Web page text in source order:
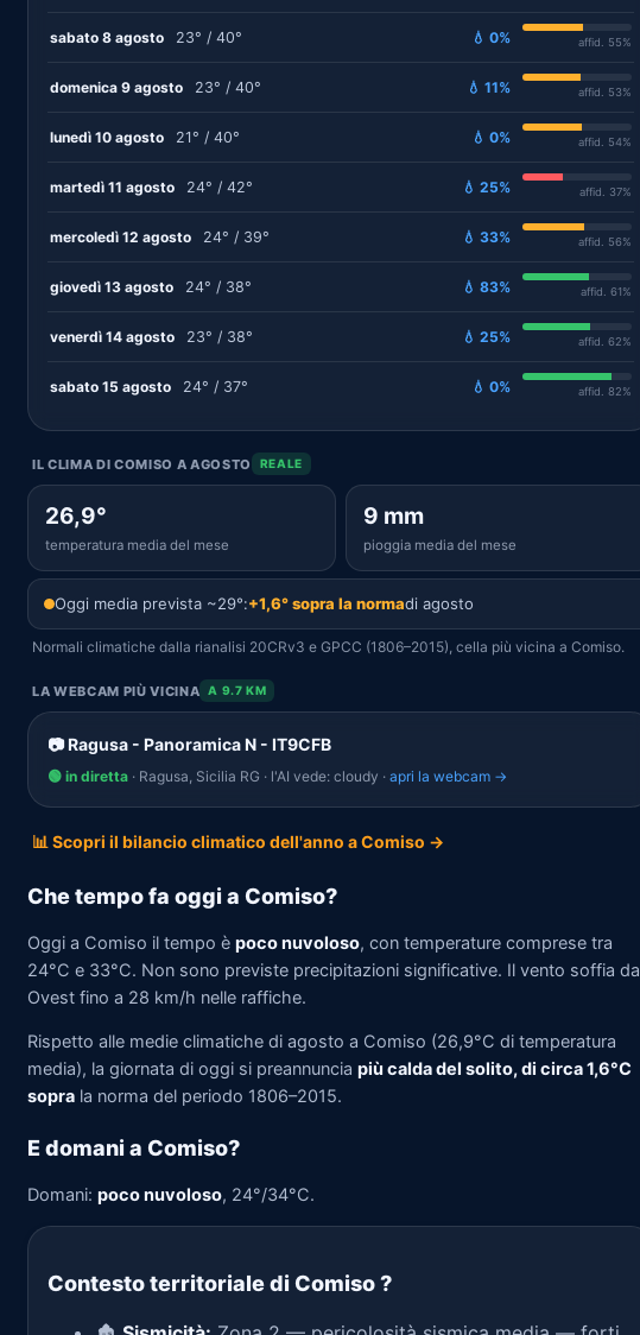
sabato 8 agosto 23° / 40° 💧 0% affid. 55%
domenica 9 agosto 23° / 40° 💧 11% affid. 53%
lunedì 10 agosto 21° / 40° 💧 0% affid. 54%
martedì 11 agosto 24° / 42° 💧 25% affid. 37%
mercoledì 12 agosto 24° / 39° 💧 33% affid. 56%
giovedì 13 agosto 24° / 38° 💧 83% affid. 61%
venerdì 14 agosto 23° / 38° 💧 25% affid. 62%
sabato 15 agosto 24° / 37° 💧 0% affid. 82%
IL CLIMA DI COMISO A AGOSTO REALE
26,9°
temperatura media del mese
9 mm
pioggia media del mese
Oggi media prevista ~29°:+1,6° sopra la normadi agosto
Normali climatiche dalla rianalisi 20CRv3 e GPCC (1806–2015), cella più vicina a Comiso.
LA WEBCAM PIÙ VICINA A 9.7 KM
📷 Ragusa - Panoramica N - IT9CFB
🟢 in diretta · Ragusa, Sicilia RG · l'AI vede: cloudy · apri la webcam →
📊 Scopri il bilancio climatico dell'anno a Comiso →
Che tempo fa oggi a Comiso?
Oggi a Comiso il tempo è poco nuvoloso, con temperature comprese tra
24°C e 33°C. Non sono previste precipitazioni significative. Il vento soffia da
Ovest fino a 28 km/h nelle raffiche.
Rispetto alle medie climatiche di agosto a Comiso (26,9°C di temperatura
media), la giornata di oggi si preannuncia più calda del solito, di circa 1,6°C
sopra la norma del periodo 1806–2015.
E domani a Comiso?
Domani: poco nuvoloso, 24°/34°C.
Contesto territoriale di Comiso?